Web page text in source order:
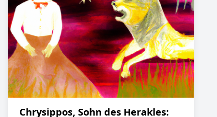
Chrysippos, Sohn des Herakles: